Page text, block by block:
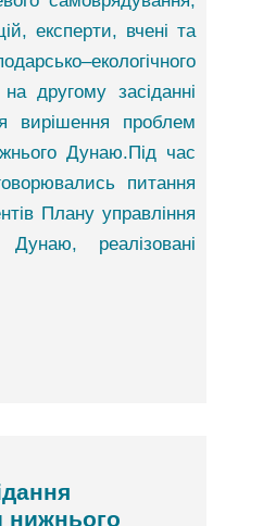
експерти, вчені та
другому засіданні
вирішення проблем
Дунаю.Під час
питання
Плану управління
реалізовані
нижнього